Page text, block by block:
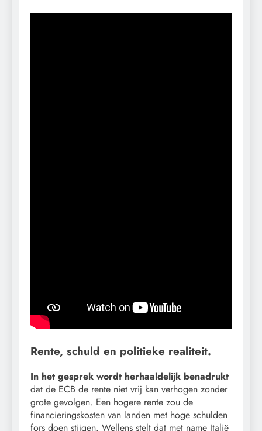
Rente, schuld en politieke realiteit.
In het gesprek wordt herhaaldelijk benadrukt
dat de ECB de rente niet vrij kan verhogen zonder
grote gevolgen. Een hogere rente zou de
financieringskosten van landen met hoge schulden
fors doen stijgen. Wellens stelt dat met name Italië